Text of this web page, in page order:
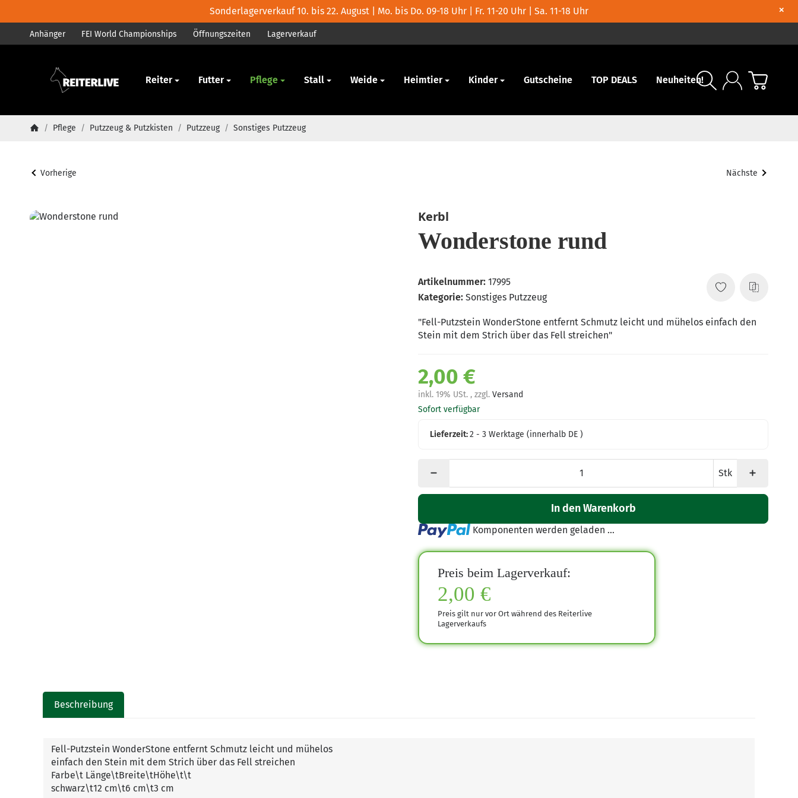
Sonderlagerverkauf 10. bis 22. August | Mo. bis Do. 09-18 Uhr | Fr. 11-20 Uhr | Sa. 11-18 Uhr ×
Anhänger FEI World Championships Öffnungszeiten Lagerverkauf
Pferd Reiter Futter Pflege Stall Weide Heimtier Kinder Gutscheine TOP DEALS Neuheiten!
/ Pflege / Putzzeug & Putzkisten / Putzzeug / Sonstiges Putzzeug
Vorherige Nächste
Kerbl
Wonderstone rund
Artikelnummer: 17995
Kategorie: Sonstiges Putzzeug
"Fell-Putzstein WonderStone entfernt Schmutz leicht und mühelos einfach den
Stein mit dem Strich über das Fell streichen"
2,00 €
inkl. 19% USt. , zzgl. Versand
Sofort verfügbar
Lieferzeit:2 - 3 Werktage(innerhalb DE )
Stk
In den Warenkorb
Loading... Komponenten werden geladen ...
Preis beim Lagerverkauf:
2,00 €
Preis gilt nur vor Ort während des Reiterlive
Lagerverkaufs
Beschreibung
Fell-Putzstein WonderStone entfernt Schmutz leicht und mühelos
einfach den Stein mit dem Strich über das Fell streichen
Farbe\t Länge\tBreite\tHöhe\t\t
schwarz\t12 cm\t6 cm\t3 cm